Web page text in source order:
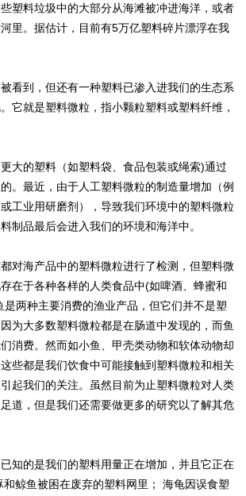
塑料垃圾中的大部分从海滩被冲进海洋，或者
里。据估计，目前有5万亿塑料碎片漂浮在我
看到，但还有一种塑料已渗入进我们的生态系
它就是塑料微粒，指小颗粒塑料或塑料纤维，
大的塑料（如塑料袋、食品包装或绳索)通过
。最近，由于人工塑料微粒的制造量增加（例
工业用研磨剂），导致我们环境中的塑料微粒
制品最后会进入我们的环境和海洋中。
对海产品中的塑料微粒进行了检测，但塑料微
在于各种各样的人类食品中(如啤酒、蜂蜜和
是两种主要消费的渔业产品，但它们并不是塑
为大多数塑料微粒都是在肠道中发现的，而鱼
消费。然而如小鱼、甲壳类动物和软体动物却
些都是我们饮食中可能接触到塑料微粒和相关
起我们的关注。虽然目前为止塑料微粒对人类
道，但是我们还需要做更多的研究以了解其危
知的是我们的塑料用量正在增加，并且它正在
鲸鱼被困在废弃的塑料网里； 海龟因误食塑